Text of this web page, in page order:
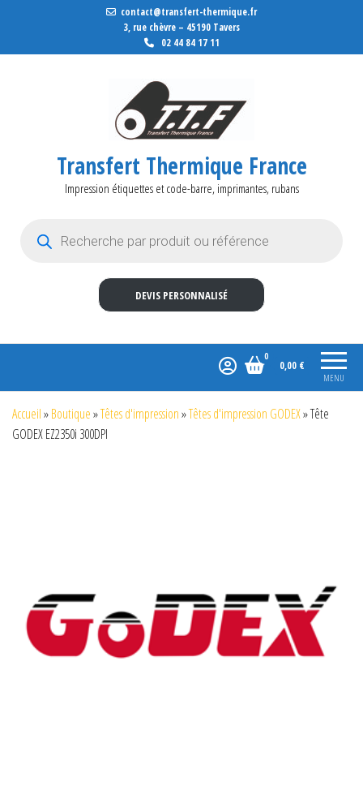
contact@transfert-thermique.fr
3, rue chèvre – 45190 Tavers
02 44 84 17 11
Transfert Thermique France
Impression étiquettes et code-barre, imprimantes, rubans
DEVIS PERSONNALISÉ
MENU
0
0,00 €
Accueil»Boutique»Têtes d'impression»Têtes d'impression GODEX»Tête
GODEX EZ2350i 300DPI